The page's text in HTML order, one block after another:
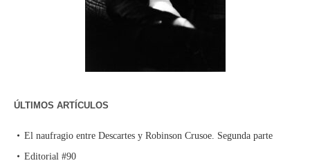
ÚLTIMOS ARTÍCULOS
El naufragio entre Descartes y Robinson Crusoe. Segunda parte
Editorial #90